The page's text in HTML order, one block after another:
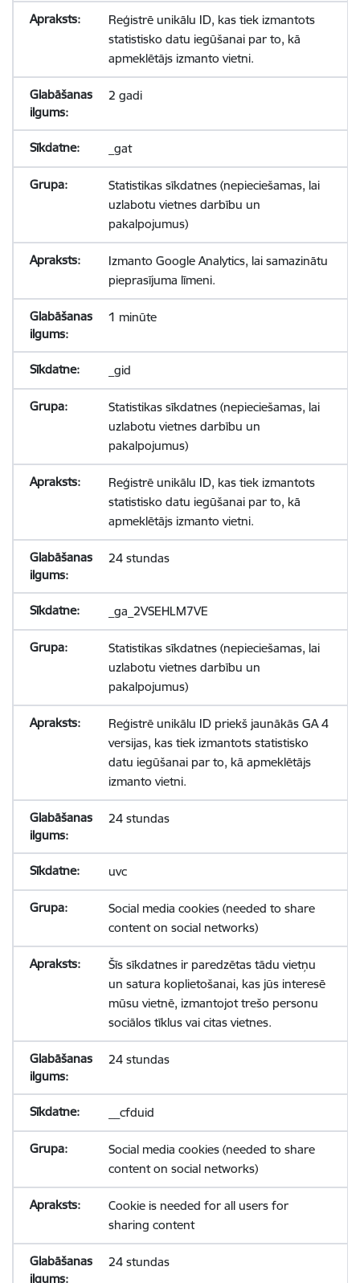
Reģistrē unikālu ID, kas tiek izmantots
statistisko datu iegūšanai par to, kā
apmeklētājs izmanto vietni.
2 gadi
_gat
Statistikas sīkdatnes (nepieciešamas, lai
uzlabotu vietnes darbību un
pakalpojumus)
Izmanto Google Analytics, lai samazinātu
pieprasījuma līmeni.
1 minūte
_gid
Statistikas sīkdatnes (nepieciešamas, lai
uzlabotu vietnes darbību un
pakalpojumus)
Reģistrē unikālu ID, kas tiek izmantots
statistisko datu iegūšanai par to, kā
apmeklētājs izmanto vietni.
24 stundas
_ga_2VSEHLM7VE
Statistikas sīkdatnes (nepieciešamas, lai
uzlabotu vietnes darbību un
pakalpojumus)
Reģistrē unikālu ID priekš jaunākās GA 4
versijas, kas tiek izmantots statistisko
datu iegūšanai par to, kā apmeklētājs
izmanto vietni.
24 stundas
uvc
Social media cookies (needed to share
content on social networks)
Šīs sīkdatnes ir paredzētas tādu vietņu
un satura koplietošanai, kas jūs interesē
mūsu vietnē, izmantojot trešo personu
sociālos tīklus vai citas vietnes.
24 stundas
__cfduid
Social media cookies (needed to share
content on social networks)
Cookie is needed for all users for
sharing content
24 stundas